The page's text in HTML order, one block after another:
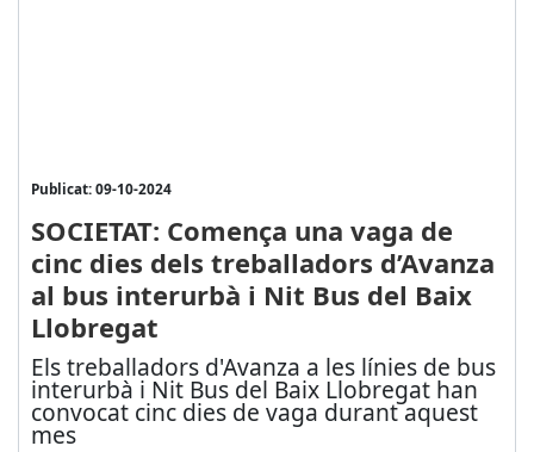
Publicat: 09-10-2024
SOCIETAT: Comença una vaga de
cinc dies dels treballadors d’Avanza
al bus interurbà i Nit Bus del Baix
Llobregat
Els treballadors d'Avanza a les línies de bus
interurbà i Nit Bus del Baix Llobregat han
convocat cinc dies de vaga durant aquest
mes